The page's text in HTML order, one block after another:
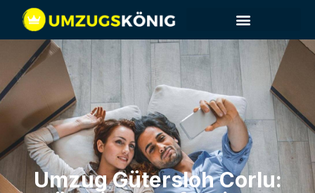
Umzug Gütersloh​ Corlu: